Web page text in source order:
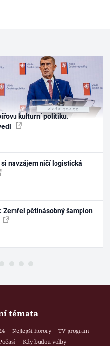
kulturní politiku.
si navzájem ničí logistická
Zemřel pětinásobný šampion
témata
Nejlepší horory
TV program
Kdy budou volby